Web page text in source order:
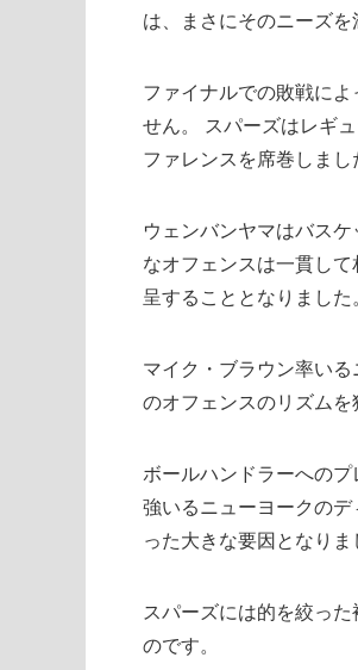
は、まさにそのニーズを
ファイナルでの敗戦に
せん。 スパーズはレギ
ファレンスを席巻しまし
ウェンバンヤマはバス
なオフェンスは一貫し
呈することとなりました
マイク・ブラウン率い
のオフェンスのリズムを
ボールハンドラーへの
強いるニューヨークの
った大きな要因となりま
スパーズには的を絞っ
のです。